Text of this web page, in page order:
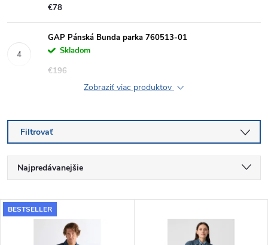
€78
GAP Pánská Bunda parka 760513-01
Skladom
€196
Zobraziť viac produktov
Filtrovať
R
a
Najpredávanejšie
Najdrahšie
V
BESTSELLER